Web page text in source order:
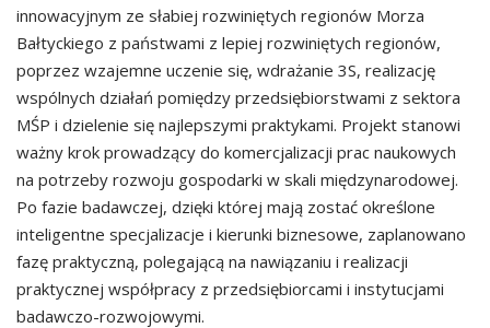
innowacyjnym ze słabiej rozwiniętych regionów Morza
Bałtyckiego z państwami z lepiej rozwiniętych regionów,
poprzez wzajemne uczenie się, wdrażanie 3S, realizację
wspólnych działań pomiędzy przedsiębiorstwami z sektora
MŚP i dzielenie się najlepszymi praktykami. Projekt stanowi
ważny krok prowadzący do komercjalizacji prac naukowych
na potrzeby rozwoju gospodarki w skali międzynarodowej.
Po fazie badawczej, dzięki której mają zostać określone
inteligentne specjalizacje i kierunki biznesowe, zaplanowano
fazę praktyczną, polegającą na nawiązaniu i realizacji
praktycznej współpracy z przedsiębiorcami i instytucjami
badawczo-rozwojowymi.